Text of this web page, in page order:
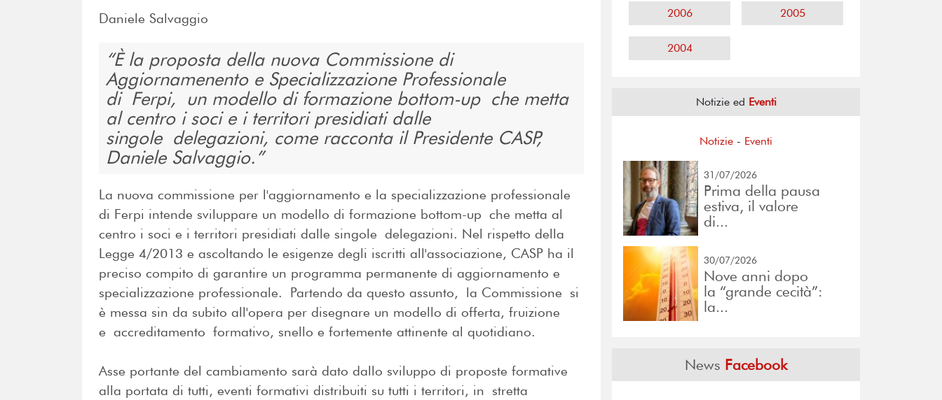
Daniele Salvaggio
È la proposta della nuova Commissione di
Aggiornamenento e Specializzazione Professionale
di Ferpi, un modello di formazione bottom-up che metta
al centro i soci e i territori presidiati dalle
singole delegazioni, come racconta il Presidente CASP,
Daniele Salvaggio.
La nuova commissione per l'aggiornamento e la specializzazione professionale
di Ferpi intende sviluppare un modello di formazione bottom-up che metta al
centro i soci e i territori presidiati dalle singole delegazioni. Nel rispetto della
Legge 4/2013 e ascoltando le esigenze degli iscritti all'associazione, CASP ha il
preciso compito di garantire un programma permanente di aggiornamento e
specializzazione professionale. Partendo da questo assunto, la Commissione si
è messa sin da subito all'opera per disegnare un modello di offerta, fruizione
e accreditamento formativo, snello e fortemente attinente al quotidiano.
Asse portante del cambiamento sarà dato dallo sviluppo di proposte formative
alla portata di tutti, eventi formativi distribuiti su tutti i territori, in stretta
2006 2005
2004
Notizie ed Eventi
Notizie - Eventi
31/07/2026
Prima della pausa
estiva, il valore
di...
30/07/2026
Nove anni dopo
la “grande cecità”:
la...
News Facebook